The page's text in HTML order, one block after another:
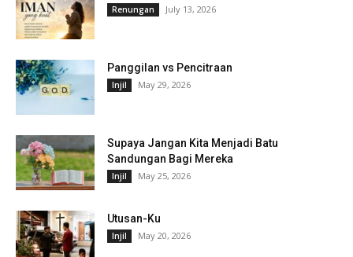
Renungan July 13, 2026
Panggilan vs Pencitraan
Injil May 29, 2026
Supaya Jangan Kita Menjadi Batu
Sandungan Bagi Mereka
Injil May 25, 2026
Utusan-Ku
Injil May 20, 2026